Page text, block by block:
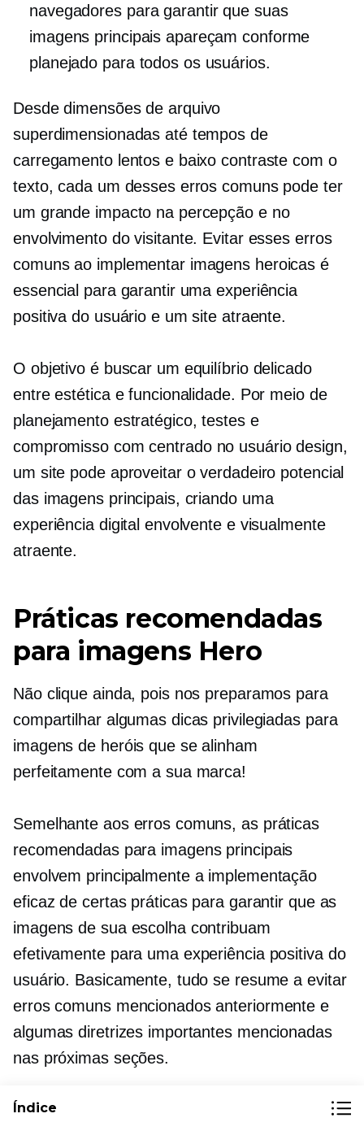
navegadores para garantir que suas
imagens principais apareçam conforme
planejado para todos os usuários.
Desde dimensões de arquivo
superdimensionadas até tempos de
carregamento lentos e baixo contraste com o
texto, cada um desses erros comuns pode ter
um grande impacto na percepção e no
envolvimento do visitante. Evitar esses erros
comuns ao implementar imagens heroicas é
essencial para garantir uma experiência
positiva do usuário e um site atraente.
O objetivo é buscar um equilíbrio delicado
entre estética e funcionalidade. Por meio de
planejamento estratégico, testes e
compromisso comcentrado no usuáriodesign,
um site pode aproveitar o verdadeiro potencial
das imagens principais, criando uma
experiência digital envolvente e visualmente
atraente.
Práticas recomendadas
para imagens Hero
Não clique ainda, pois nos preparamos para
compartilhar algumas dicas privilegiadas para
imagens de heróis que se alinham
perfeitamente com a sua marca!
Semelhante aos erros comuns, as práticas
recomendadas para imagens principais
envolvem principalmente a implementação
eficaz de certas práticas para garantir que as
imagens de sua escolha contribuam
efetivamente para uma experiência positiva do
usuário. Basicamente, tudo se resume a evitar
erros comuns mencionados anteriormente e
algumas diretrizes importantes mencionadas
nas próximas seções.
Índice